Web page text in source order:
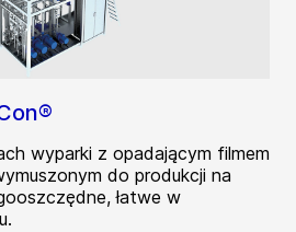
wyparki z opadającym filmem
do produkcji na
łatwe w